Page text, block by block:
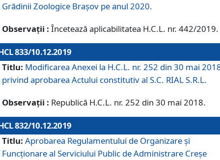
Grădinii Zoologice Braşov pe anul 2020.
Observații : Încetează aplicabilitatea H.C.L. nr. 442/2019.
833/10.12.2019
Titlu: Modificarea Anexei la H.C.L. nr. 252 din 30 mai
privind aprobarea Actului constitutiv al S.C. RIAL S.R.L.
Observații : Republică H.C.L. nr. 252 din 30 mai 2018.
832/10.12.2019
Titlu: Aprobarea Regulamentului de Organizare și
Funcționare al Serviciului Public de Administrare Creșe